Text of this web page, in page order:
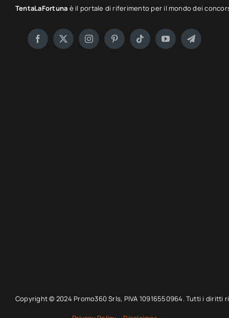
TentaLaFortuna è il portale di riferimento per il mondo dei
Copyright © 2024 Promo360 Srls, PIVA 10916550964. Tutti i diritti